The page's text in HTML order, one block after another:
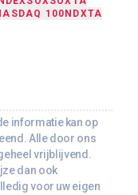
100 NDXTA
informatie kan op
Alle door ons
vrijblijvend.
dan ook
voor uw eigen